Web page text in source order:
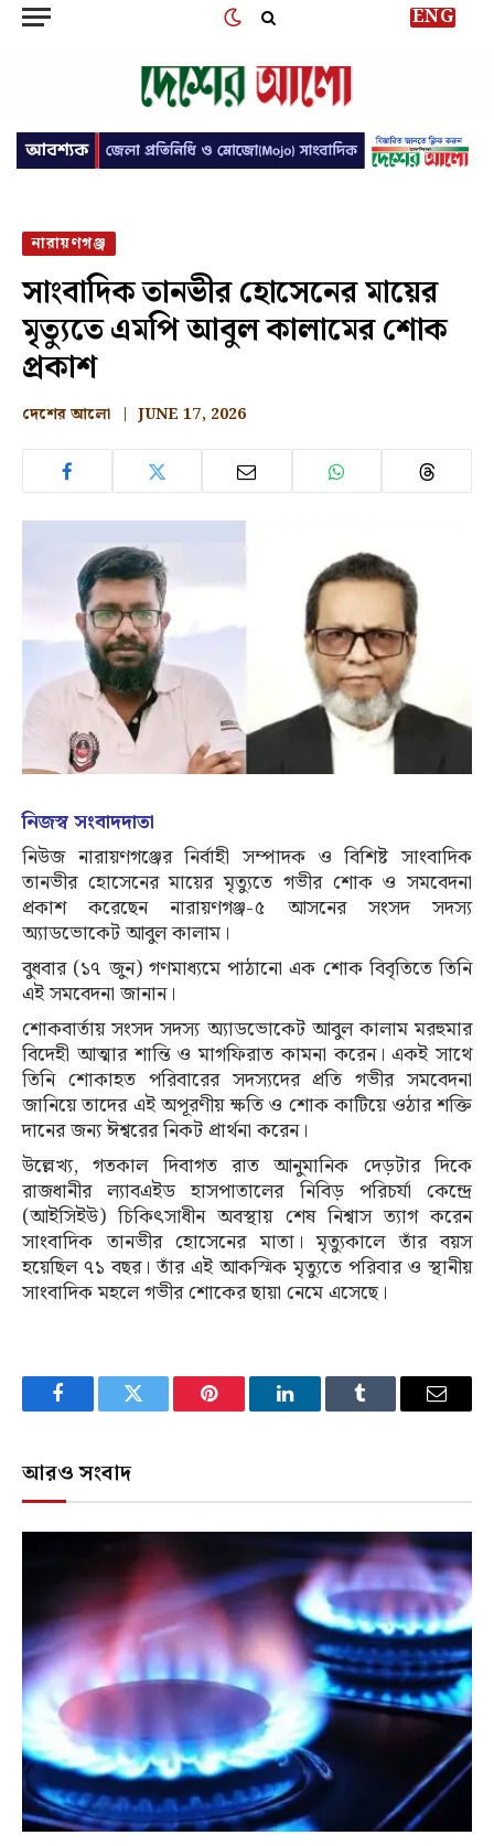
ENG
নারায়ণগঞ্জ
সাংবাদিক তানভীর হোসেনের মায়ের
মৃত্যুতে এমপি আবুল কালামের শোক
প্রকাশ
দেশের আলো JUNE 17, 2026
নিজস্ব সংবাদদাতা
নিউজ নারায়ণগঞ্জের নির্বাহী সম্পাদক ও বিশিষ্ট সাংবাদিক
তানভীর হোসেনের মায়ের মৃত্যুতে গভীর শোক ও সমবেদনা
প্রকাশ করেছেন নারায়ণগঞ্জ-৫ আসনের সংসদ সদস্য
অ্যাডভোকেট আবুল কালাম।
বুধবার (১৭ জুন) গণমাধ্যমে পাঠানো এক শোক বিবৃতিতে তিনি
এই সমবেদনা জানান।
শোকবার্তায় সংসদ সদস্য অ্যাডভোকেট আবুল কালাম মরহুমার
বিদেহী আত্মার শান্তি ও মাগফিরাত কামনা করেন। একই সাথে
তিনি শোকাহত পরিবারের সদস্যদের প্রতি গভীর সমবেদনা
জানিয়ে তাদের এই অপূরণীয় ক্ষতি ও শোক কাটিয়ে ওঠার শক্তি
দানের জন্য ঈশ্বরের নিকট প্রার্থনা করেন।
উল্লেখ্য, গতকাল দিবাগত রাত আনুমানিক দেড়টার দিকে
রাজধানীর ল্যাবএইড হাসপাতালের নিবিড় পরিচর্যা কেন্দ্রে
(আইসিইউ) চিকিৎসাধীন অবস্থায় শেষ নিশ্বাস ত্যাগ করেন
সাংবাদিক তানভীর হোসেনের মাতা। মৃত্যুকালে তাঁর বয়স
হয়েছিল ৭১ বছর। তাঁর এই আকস্মিক মৃত্যুতে পরিবার ও স্থানীয়
সাংবাদিক মহলে গভীর শোকের ছায়া নেমে এসেছে।
FacebookTwitter Pinterest LinkedInTumblr Email
আরও সংবাদ